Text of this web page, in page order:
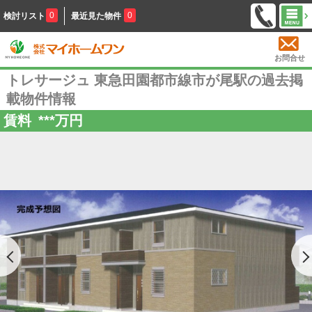
検討リスト 0 最近見た物件 0
お問合せ
トレサージュ 東急田園都市線市が尾駅の過去掲
載物件情報
賃料 ***万円